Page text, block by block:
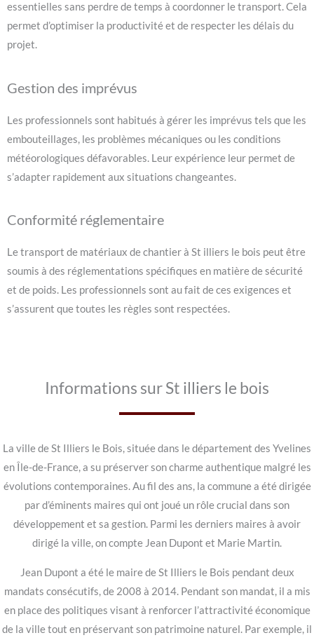
essentielles sans perdre de temps à coordonner le transport. Cela
permet d’optimiser la productivité et de respecter les délais du
projet.
Gestion des imprévus
Les professionnels sont habitués à gérer les imprévus tels que les
embouteillages, les problèmes mécaniques ou les conditions
météorologiques défavorables. Leur expérience leur permet de
s’adapter rapidement aux situations changeantes.
Conformité réglementaire
Le transport de matériaux de chantier à St illiers le bois peut être
soumis à des réglementations spécifiques en matière de sécurité
et de poids. Les professionnels sont au fait de ces exigences et
s’assurent que toutes les règles sont respectées.
Informations sur St illiers le bois
La ville de St Illiers le Bois, située dans le département des Yvelines
en Île-de-France, a su préserver son charme authentique malgré les
évolutions contemporaines. Au fil des ans, la commune a été dirigée
par d’éminents maires qui ont joué un rôle crucial dans son
développement et sa gestion. Parmi les derniers maires à avoir
dirigé la ville, on compte Jean Dupont et Marie Martin.
Jean Dupont a été le maire de St Illiers le Bois pendant deux
mandats consécutifs, de 2008 à 2014. Pendant son mandat, il a mis
en place des politiques visant à renforcer l’attractivité économique
de la ville tout en préservant son patrimoine naturel. Par exemple, il